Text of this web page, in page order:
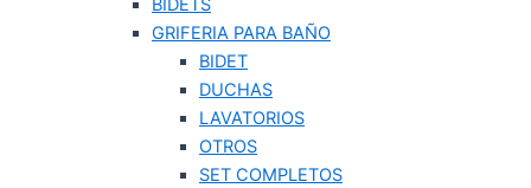
BIDETS
GRIFERIA PARA BAÑO
BIDET
DUCHAS
LAVATORIOS
OTROS
SET COMPLETOS